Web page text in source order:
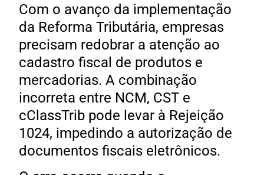
Com o avanço da implementação
da Reforma Tributária, empresas
precisam redobrar a atenção ao
cadastro fiscal de produtos e
mercadorias. A combinação
incorreta entre NCM, CST e
cClassTrib pode levar à Rejeição
1024, impedindo a autorização de
documentos fiscais eletrônicos.